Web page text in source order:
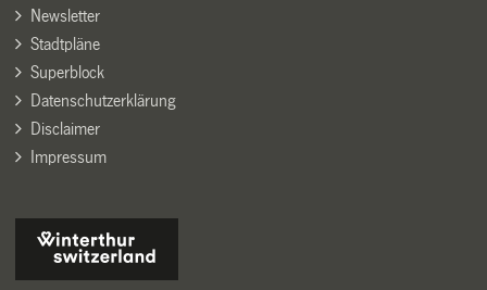
Newsletter
Stadtpläne
Superblock
Datenschutzerklärung
Disclaimer
Impressum